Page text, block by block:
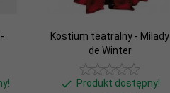
Kostium teatralny - Milady
de Winter
Produkt dostępny!